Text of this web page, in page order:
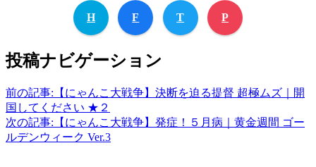
H F T P
投稿ナビゲーション
前の記事: 【にゃんこ大戦争】決断を迫る提督 超極ムズ｜開
国してください ★２
次の記事: 【にゃんこ大戦争】発症！５月病｜黄金週間 ゴー
ルデンウィーク Ver.3